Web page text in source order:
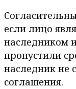
если лицо
наследником
пропустили
наследник не
соглашения.